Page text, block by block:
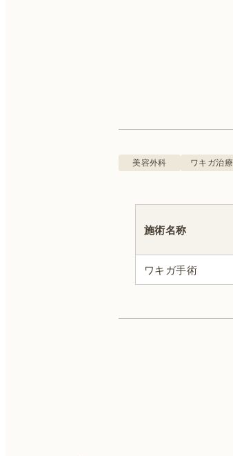
二重埋没
フェイスリフト
美容外科 ワキガ治療
施術名称
ワキガ手術